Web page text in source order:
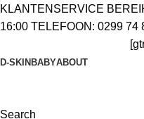
KLANTENSERVICE
16:00 TELEFOON: 0299 74
D-SKIN BABYABOUT
Search